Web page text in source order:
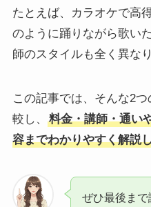
たとえば、カラオケで高
のように踊りながら歌い
師のスタイルも全く異なり
この記事では、そんな2
較し、
料金・講師・通い
容までわかりやすく解説
ぜひ最後ま